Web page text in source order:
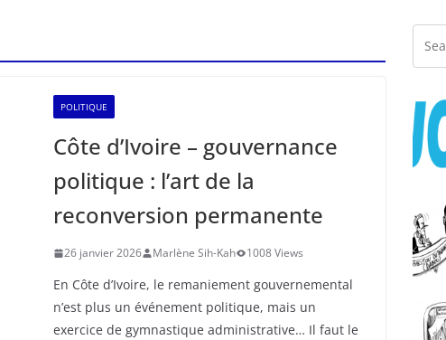
POLITIQUE
Côte d’Ivoire – gouvernance
politique : l’art de la
reconversion permanente
26 janvier 2026 Marlène Sih-Kah 1008 Views
En Côte d’Ivoire, le remaniement gouvernemental
n’est plus un événement politique, mais un
exercice de gymnastique administrative… Il faut le